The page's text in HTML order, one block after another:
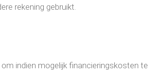
rekening gebruikt.
indien mogelijk financieringskosten te